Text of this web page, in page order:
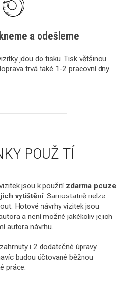
a odešleme
jdou do tisku. Tisk většinou
trvá také 1-2 pracovní dny.
POUŽITÍ
jsou k použití zdarma pouze
vytištění. Samostatně nelze
Hotové návrhy vizitek jsou
a není možné jakékoliv jejich
autora návrhu.
i 2 dodatečné úpravy
budou účtované běžnou
práce.